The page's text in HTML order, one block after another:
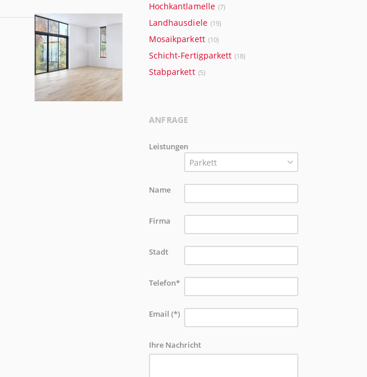
Hochkantlamelle (7)
Landhausdiele (19)
Mosaikparkett (10)
Schicht-Fertigparkett (18)
Stabparkett (5)
ANFRAGE
Leistungen
Parkett
Name
Firma
Stadt
Telefon*
Email (*)
Ihre Nachricht